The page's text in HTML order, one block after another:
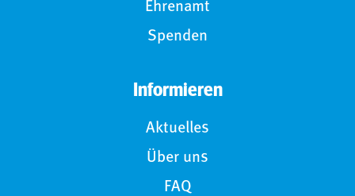
Ehrenamt
Spenden
Informieren
Aktuelles
Über uns
FAQ